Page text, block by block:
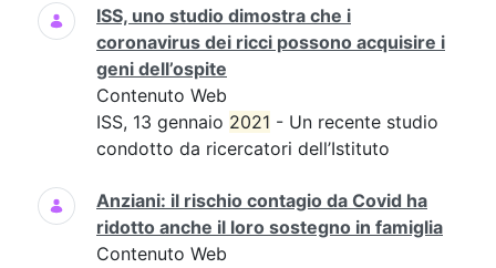
ISS, uno studio dimostra che i
coronavirus dei ricci possono acquisire i
geni dell’ospite
Contenuto Web
ISS, 13 gennaio 2021 - Un recente studio
condotto da ricercatori dell’Istituto
Anziani: il rischio contagio da Covid ha
ridotto anche il loro sostegno in famiglia
Contenuto Web